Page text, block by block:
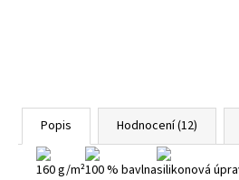
Popis Hodnocení (12)
160 g/m²100 % bavlnasilikonová